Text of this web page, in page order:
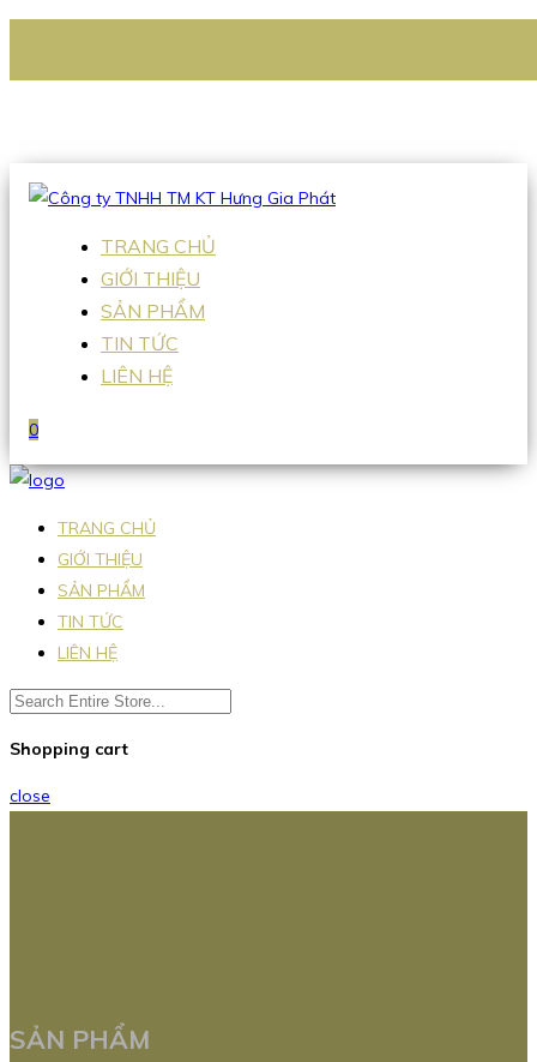
Hotline:0938 336 079
TRANG CHỦ
GIỚI THIỆU
SẢN PHẨM
TIN TỨC
LIÊN HỆ
0
TRANG CHỦ
GIỚI THIỆU
SẢN PHẨM
TIN TỨC
LIÊN HỆ
Shopping cart
close
SẢN PHẨM